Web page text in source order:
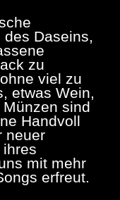
Daseins,
zu
viel zu
etwas Wein,
sind
Handvoll
neuer
ihres
mit mehr
erfreut.